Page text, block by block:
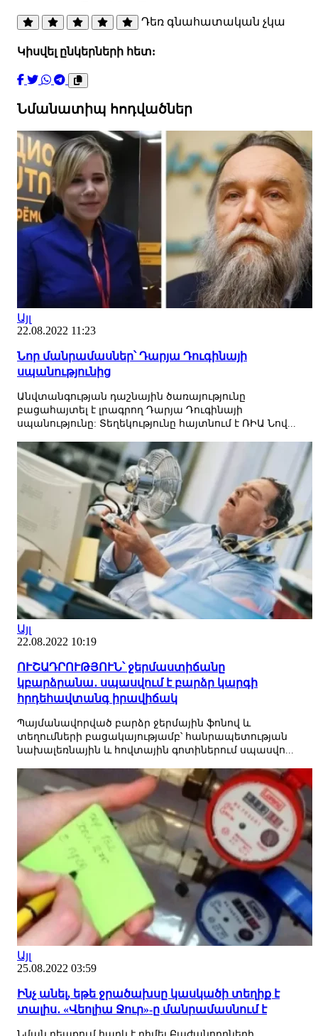
Դեռ գնահատական չկա
Կիսվել ընկերների հետ:
Նմանատիպ հոդվածներ
Այլ
22.08.2022 11:23
Նոր մանրամասներ՝ Դարյա Դուգինայի
սպանությունից
Անվտանգության դաշնային ծառայությունը
բացահայտել է լրագրող Դարյա Դուգինայի
սպանությունը: Տեղեկությունը հայտնում է ՌԻԱ Նով...
Այլ
22.08.2022 10:19
ՈՒՇԱԴՐՈՒԹՅՈՒՆ՝ ջերմաստիճանը
կբարձրանա․ սպասվում է բարձր կարգի
հրդեհավտանգ իրավիճակ
Պայմանավորված բարձր ջերմային ֆոնով և
տեղումների բացակայությամբ՝ հանրապետության
նախալեռնային և հովտային գոտիներում սպասվո...
Այլ
25.08.2022 03:59
Ինչ անել, եթե ջրածախսը կասկածի տեղիք է
տալիս․ «Վեոլիա Ջուր»-ը մանրամասնում է